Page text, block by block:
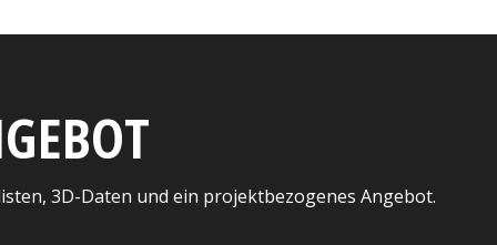
3D-Daten und ein projektbezogenes Angebot.